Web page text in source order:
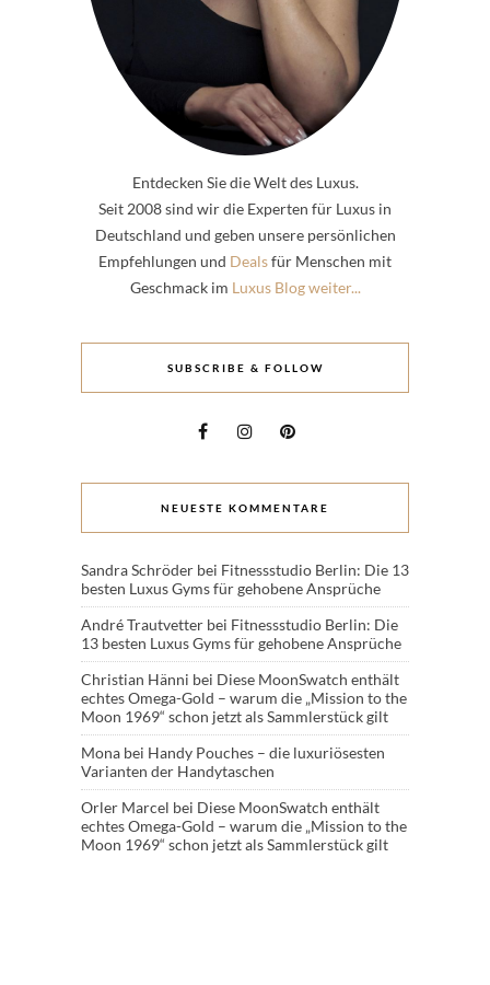
Entdecken Sie die Welt des Luxus.
Seit 2008 sind wir die Experten für Luxus in
Deutschland und geben unsere persönlichen
Empfehlungen und Dealsfür Menschen mit
Geschmack im Luxus Blog weiter...
SUBSCRIBE & FOLLOW
NEUESTE KOMMENTARE
Sandra Schröder bei Fitnessstudio Berlin: Die 13
besten Luxus Gyms für gehobene Ansprüche
André Trautvetter bei Fitnessstudio Berlin: Die
13 besten Luxus Gyms für gehobene Ansprüche
Christian Hänni bei Diese MoonSwatch enthält
echtes Omega-Gold – warum die „Mission to the
Moon 1969“ schon jetzt als Sammlerstück gilt
Mona bei Handy Pouches – die luxuriösesten
Varianten der Handytaschen
Orler Marcel bei Diese MoonSwatch enthält
echtes Omega-Gold – warum die „Mission to the
Moon 1969“ schon jetzt als Sammlerstück gilt